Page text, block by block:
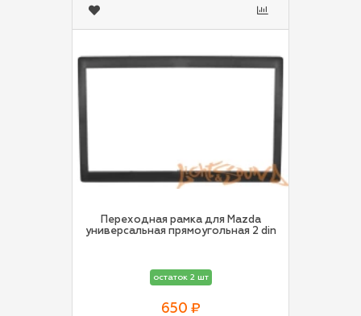
Переходная рамка для Mazda
универсальная прямоугольная 2 din
остаток 2 шт
650 ₽